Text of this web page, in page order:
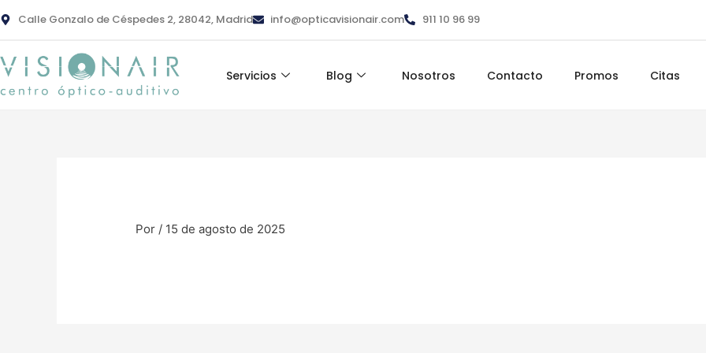
al
Calle Gonzalo de Céspedes 2, 28042, Madrid info@opticavisionair.com 911 10 96 99
Servicios Blog Nosotros Contacto Promos Citas
Por / 15 de agosto de 2025